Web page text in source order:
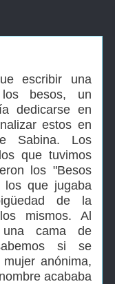
escribir una
besos, un
dedicarse en
estos en
Sabina. Los
que tuvimos
los "Besos
que jugaba
de la
mismos. Al
cama de
si se
anónima,
acababa